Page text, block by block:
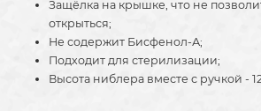
Защёлка на крышке, что не
открыться;
Не содержит Бисфенол-А;
Подходит для стерилизации;
Высота ниблера вместе с ручкой -